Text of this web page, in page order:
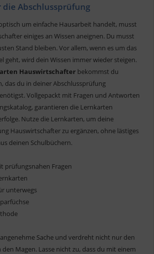
die Abschlussprüfung
um einfache Hausarbeit handelt, musst
einiges an Wissen aneignen. Du musst
Stand bleiben. Vor allem, wenn es um das
geht, wird dein Wissen immer wieder steigen.
Hauswirtschafter bekommst du
das du in deiner Abschlussprüfung
Vollgepackt mit Fragen und Antworten
garantieren die Lernkarten
Nutze die Lernkarten, um deine
Hauswirtschafter zu ergänzen, ohne lästiges
deinen Schulbüchern.
prüfungsnahen Fragen
unterwegs
Sache und verdreht nicht nur den
Magen. Lasse nicht zu, dass du mit einem